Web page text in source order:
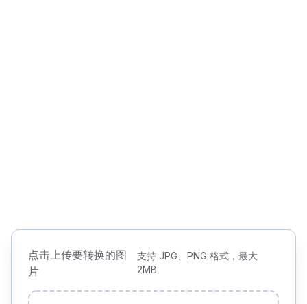
点击上传要转换的图
片
支持 JPG、PNG 格式，最大
2MB